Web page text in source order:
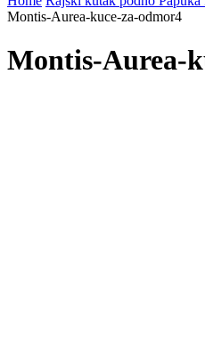
Montis-Aurea-kuce-za-odmor4
Montis-Aurea-